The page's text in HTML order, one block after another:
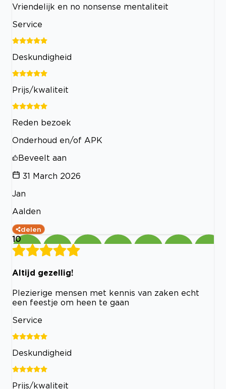
Vriendelijk en no nonsense mentaliteit
Service
Deskundigheid
Prijs/kwaliteit
Reden bezoek
Onderhoud en/of APK
Beveelt aan
31 March 2026
Jan
Aalden
delen
10
Altijd gezellig!
Plezierige mensen met kennis van zaken echt
een feestje om heen te gaan
Service
Deskundigheid
Prijs/kwaliteit